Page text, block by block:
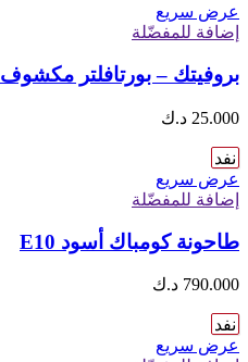
عرض سريع
إضافة للمفضّلة
بروفيتك – بورتافلتر مكشوف ٥٨ ملي مع سلة ٢١ جرام E61
25.000 د.ك
نفد
عرض سريع
إضافة للمفضّلة
طاحونة كومباك أسود E10
790.000 د.ك
نفد
عرض سريع